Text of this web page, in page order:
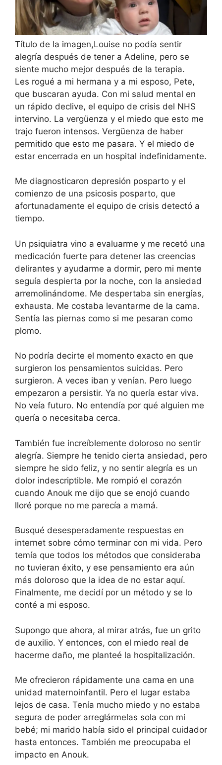
Título de la imagen,Louise no podía sentir
alegría después de tener a Adeline, pero se
siente mucho mejor después de la terapia.
Les rogué a mi hermana y a mi esposo, Pete,
que buscaran ayuda. Con mi salud mental en
un rápido declive, el equipo de crisis del NHS
intervino. La vergüenza y el miedo que esto me
trajo fueron intensos. Vergüenza de haber
permitido que esto me pasara. Y el miedo de
estar encerrada en un hospital indefinidamente.
Me diagnosticaron depresión posparto y el
comienzo de una psicosis posparto, que
afortunadamente el equipo de crisis detectó a
tiempo.
Un psiquiatra vino a evaluarme y me recetó una
medicación fuerte para detener las creencias
delirantes y ayudarme a dormir, pero mi mente
seguía despierta por la noche, con la ansiedad
arremolinándome. Me despertaba sin energías,
exhausta. Me costaba levantarme de la cama.
Sentía las piernas como si me pesaran como
plomo.
No podría decirte el momento exacto en que
surgieron los pensamientos suicidas. Pero
surgieron. A veces iban y venían. Pero luego
empezaron a persistir. Ya no quería estar viva.
No veía futuro. No entendía por qué alguien me
quería o necesitaba cerca.
También fue increíblemente doloroso no sentir
alegría. Siempre he tenido cierta ansiedad, pero
siempre he sido feliz, y no sentir alegría es un
dolor indescriptible. Me rompió el corazón
cuando Anouk me dijo que se enojó cuando
lloré porque no me parecía a mamá.
Busqué desesperadamente respuestas en
internet sobre cómo terminar con mi vida. Pero
temía que todos los métodos que consideraba
no tuvieran éxito, y ese pensamiento era aún
más doloroso que la idea de no estar aquí.
Finalmente, me decidí por un método y se lo
conté a mi esposo.
Supongo que ahora, al mirar atrás, fue un grito
de auxilio. Y entonces, con el miedo real de
hacerme daño, me planteé la hospitalización.
Me ofrecieron rápidamente una cama en una
unidad maternoinfantil. Pero el lugar estaba
lejos de casa. Tenía mucho miedo y no estaba
segura de poder arreglármelas sola con mi
bebé; mi marido había sido el principal cuidador
hasta entonces. También me preocupaba el
impacto en Anouk.